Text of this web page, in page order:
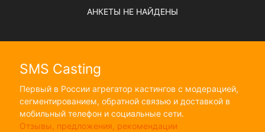
АНКЕТЫ НЕ НАЙДЕНЫ
SMS Casting
Первый в России агрегатор кастингов с модерацией,
сегментированием, обратной связью и доставкой в
мобильный телефон и социальные сети.
Отзывы, предложения, рекомендации